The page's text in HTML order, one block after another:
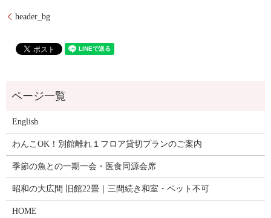
header_bg
English
わんこOK！別館離れ１フロア貸切プランのご案内
季節の魚との一期一会・医食同源会席
昭和の大広間 旧館22畳｜三間続き和室・ペット不可
HOME